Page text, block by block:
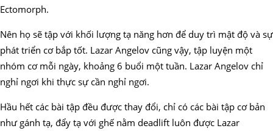
Ectomorph.
Nên họ sẽ tập với khối lượng tạ năng hơn để duy trì mật độ và sự
phát triển cơ bắp tốt. Lazar Angelov cũng vậy, tập luyện một
nhóm cơ mỗi ngày, khoảng 6 buổi một tuần. Lazar Angelov chỉ
nghỉ ngơi khi thực sự cần nghỉ ngơi.
Hầu hết các bài tập đều được thay đổi, chỉ có các bài tập cơ bản
như gánh tạ, đẩy tạ với ghế nằm deadlift luôn được Lazar